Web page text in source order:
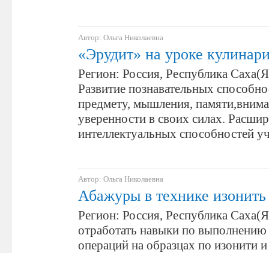
Автор: Ольга Николаевна
«Эрудит» на уроке
Регион: Россия, Республика
Развитие познавательных
предмету, мышления,
уверенности в своих силах.
интеллектуальных способностей
Автор: Ольга Николаевна
Абажуры в технике
Регион: Россия, Республика
отработать навыки по
операций на образцах по изонити